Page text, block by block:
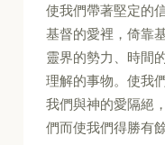
使我們帶著堅定的
基督的愛裡，倚靠
靈界的勢力、時間
理解的事物。使我
我們與神的愛隔絕
們而使我們得勝有餘